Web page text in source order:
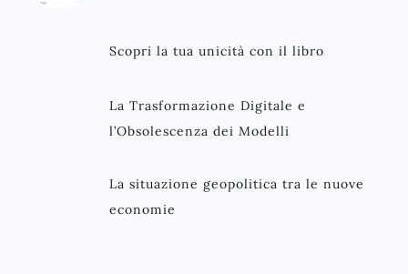
Scopri la tua unicità con il libro
La Trasformazione Digitale e
l’Obsolescenza dei Modelli
La situazione geopolitica tra le nuove
economie